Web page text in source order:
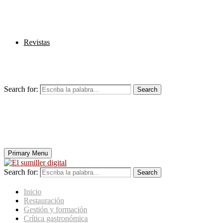
Revistas
Search for: Search
Primary Menu
Search for: Search
Inicio
Restauración
Gestión y formación
Crítica gastronómica